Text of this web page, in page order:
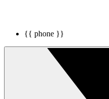
{{ phone }}